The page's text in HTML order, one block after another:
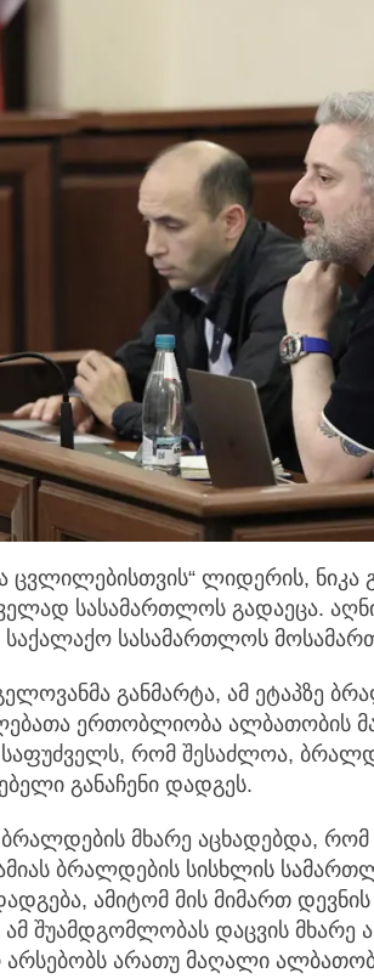
ცვლილებისთვის“ ლიდერის, ნიკა
სასამართლოს გადაეცა.
საქალაქო სასამართლოს
განმარტა, ამ ეტაპზე
ერთობლიობა ალბათობის
საფუძველს, რომ შესაძლოა,
განაჩენი დადგეს.
ბრალდების მხარე აცხადებდა,
ბრალდების სისხლის
ამიტომ მის მიმართ
ამ შუამდგომლობას დაცვის მხარე
არსებობს არათუ მაღალი